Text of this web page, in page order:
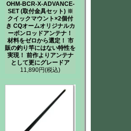
OHM-BCR-X-ADVANCE-
SET (取付金具セット) ※
クイックマウント×2個付
き CQオームオリジナルカ
ーボンロッドアンテナ！
材料をゼロから選定！ 市
販の釣り竿にはない特性を
実現！ 前作よりアンテナ
として更にグレードア
11,890円(税込)